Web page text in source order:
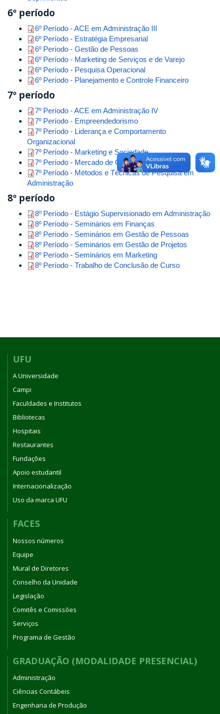
6º período
6º Período - ACE em Administração III
6º Período - Estratégia Empresarial
6º Período - Gestão de Pessoas
6º Período - Marketing de Serviços e de Varejo
6º Período - Pesquisa Operacional
6º Período - Planejamento e Controle Financeiro
7º período
7º Período - ACE em Administração IV
7º Período - Empreendedorismo
7º Período - Liderança e Comportamento
Organizacional
7º Período - Marketing e Sociedade
7º Período - Mercado de Capitais
7º Período - Métodos e Técnicas de Pesquisa em
Administração
8º período
8º Período - Estágio Supervisionado em Administração
8º Período - Seminários em Finanças
8º Período - Seminários em Gestão de Pessoas
8º Período - Seminários em Gestão de Projetos
8º Período - Seminários em Marketing
8º Período - Trabalho de Conclusão de Curso
UFU
A Universidade
Campi
Faculdades e Institutos
Bibliotecas
Hospitais
Restaurantes
Fundações
Apoio estudantil
Internacionalização
Uso da marca UFU
FACES
Nossos números
Equipe
Mural de Diretores
Conselho da Unidade
Legislação
Comitês e Comissões
Serviços
Programa de Gestão
GRADUAÇÃO (MODALIDADE PRESENCIAL)
Administração
Ciências Contábeis
Engenharia de Produção